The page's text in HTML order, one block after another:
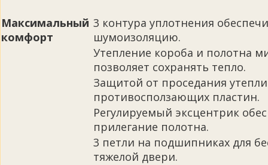
Максимальный
комфорт
3 контура уплотнения
шумоизоляцию.
Утепление короба и полотна
позволяет сохранять тепло.
Защитой от проседания
противосползающих пластин.
Регулируемый эксцентрик
прилегание полотна.
3 петли на подшипниках для
тяжелой двери.